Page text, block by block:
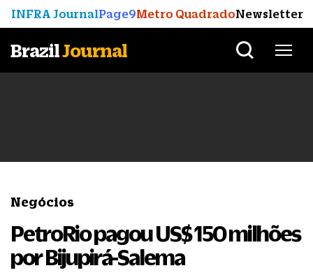
INFRA JournalPage9Metro QuadradoNewsletter
BrazilJournal
Negócios
PetroRio pagou US$ 150 milhões
por Bijupirá-Salema